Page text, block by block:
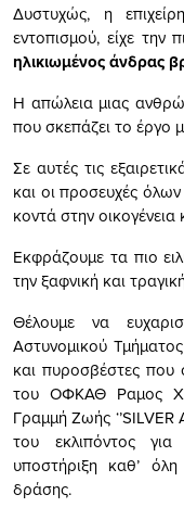
Δυστυχώς, η
εντοπισμού, είχε την
ηλικιωμένος άνδρας
Η απώλεια μιας
που σκεπάζει το έργο
Σε αυτές τις
και οι προσευχές
κοντά στην οικογένεια
Εκφράζουμε τα πιο
την ξαφνική και
Θέλουμε να
Αστυνομικού
και πυροσβέστες που
του ΟΦΚΑΘ Ραμος
Γραμμή Ζωής ‘’SILVER
του εκλιπόντος
υποστήριξη καθ’
δράσης.